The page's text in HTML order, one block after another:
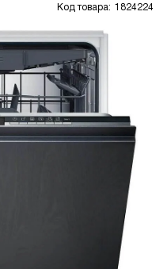
Код товара: 1824224